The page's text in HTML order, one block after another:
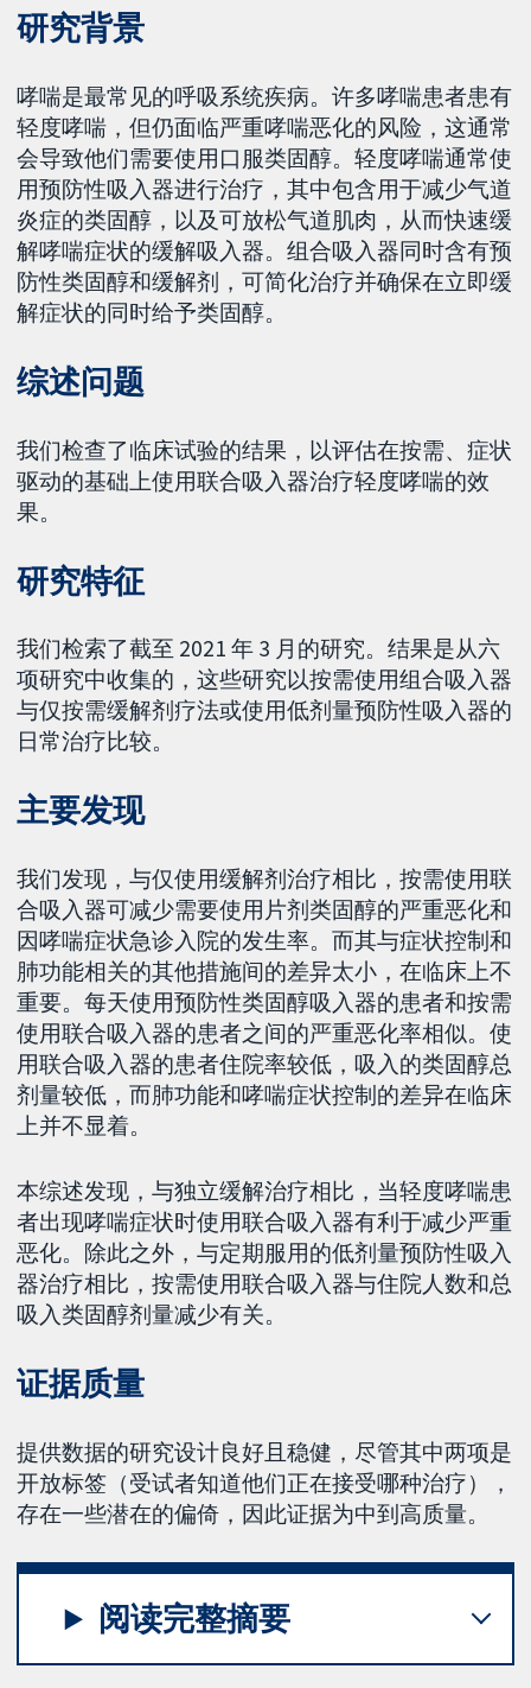
研究背景
哮喘是最常见的呼吸系统疾病。许多哮喘患者患有
轻度哮喘，但仍面临严重哮喘恶化的风险，这通常
会导致他们需要使用口服类固醇。轻度哮喘通常使
用预防性吸入器进行治疗，其中包含用于减少气道
炎症的类固醇，以及可放松气道肌肉，从而快速缓
解哮喘症状的缓解吸入器。组合吸入器同时含有预
防性类固醇和缓解剂，可简化治疗并确保在立即缓
解症状的同时给予类固醇。
综述问题
我们检查了临床试验的结果，以评估在按需、症状
驱动的基础上使用联合吸入器治疗轻度哮喘的效
果。
研究特征
我们检索了截至 2021 年 3 月的研究。结果是从六
项研究中收集的，这些研究以按需使用组合吸入器
与仅按需缓解剂疗法或使用低剂量预防性吸入器的
日常治疗比较。
主要发现
我们发现，与仅使用缓解剂治疗相比，按需使用联
合吸入器可减少需要使用片剂类固醇的严重恶化和
因哮喘症状急诊入院的发生率。而其与症状控制和
肺功能相关的其他措施间的差异太小，在临床上不
重要。每天使用预防性类固醇吸入器的患者和按需
使用联合吸入器的患者之间的严重恶化率相似。使
用联合吸入器的患者住院率较低，吸入的类固醇总
剂量较低，而肺功能和哮喘症状控制的差异在临床
上并不显着。
本综述发现，与独立缓解治疗相比，当轻度哮喘患
者出现哮喘症状时使用联合吸入器有利于减少严重
恶化。除此之外，与定期服用的低剂量预防性吸入
器治疗相比，按需使用联合吸入器与住院人数和总
吸入类固醇剂量减少有关。
证据质量
提供数据的研究设计良好且稳健，尽管其中两项是
开放标签（受试者知道他们正在接受哪种治疗），
存在一些潜在的偏倚，因此证据为中到高质量。
阅读完整摘要